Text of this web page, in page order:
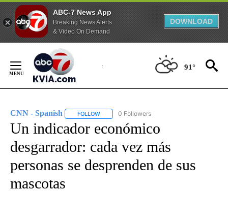
ABC-7 News App
Breaking News Alerts
& Video On Demand
DOWNLOAD
Content
91°
CNN - Spanish FOLLOW FOLLOW "CNN - SPANISH" TO RECEIVE
0 Followers
Un indicador económico
desgarrador: cada vez más
personas se desprenden de sus
mascotas